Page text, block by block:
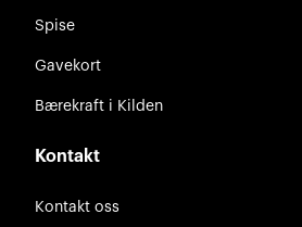
Spise
Gavekort
Bærekraft i Kilden
Kontakt
Kontakt oss